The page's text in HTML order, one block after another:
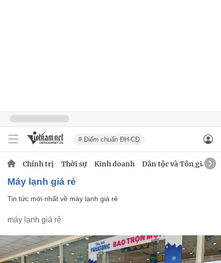
# Điểm chuẩn ĐH-CĐ
Chính trị Thời sự Kinh doanh Dân tộc và Tôn giáo
máy lạnh giá rẻ
Tin tức mới nhất về máy lạnh giá rẻ
máy lạnh giá rẻ